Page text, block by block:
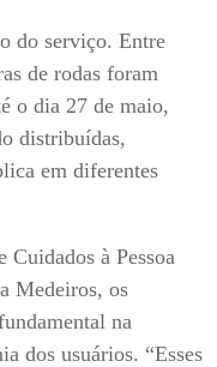
do serviço. Entre
de rodas foram
o dia 27 de maio,
distribuídas,
em diferentes
Cuidados à Pessoa
Medeiros, os
na
dos usuários. “Esses